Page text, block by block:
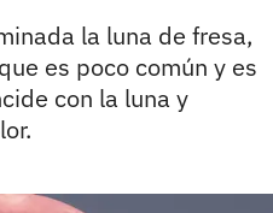
la luna de fresa,
es poco común y es
con la luna y